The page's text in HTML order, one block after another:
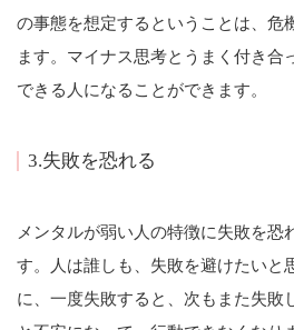
の事態を想定するということは、危
ます。マイナス思考とうまく付き合
できる人になることができます。
3.失敗を恐れる
メンタルが弱い人の特徴に失敗を恐
す。人は誰しも、失敗を避けたいと
に、一度失敗すると、次もまた失敗